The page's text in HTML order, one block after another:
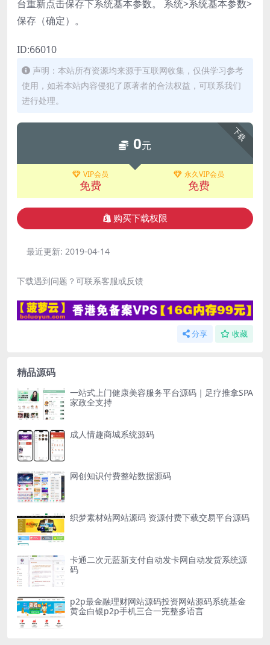
台重新点击保存下系统基本参数。 系统>系统基本参数>
保存（确定）。
ID:66010
声明：本站所有资源均来源于互联网收集，仅供学习参考
使用，如若本站内容侵犯了原著者的合法权益，可联系我们
进行处理。
下载
0元
VIP会员
免费
永久VIP会员
免费
购买下载权限
最近更新: 2019-04-14
下载遇到问题？可联系客服或反馈
分享 收藏
精品源码
一站式上门健康美容服务平台源码｜足疗推拿SPA
家政全支持
成人情趣商城系统源码
网创知识付费整站数据源码
织梦素材站网站源码 资源付费下载交易平台源码
卡通二次元藍新支付自动发卡网自动发货系统源
码
p2p最金融理财网站源码投资网站源码系统基金
黄金白银p2p手机三合一完整多语言